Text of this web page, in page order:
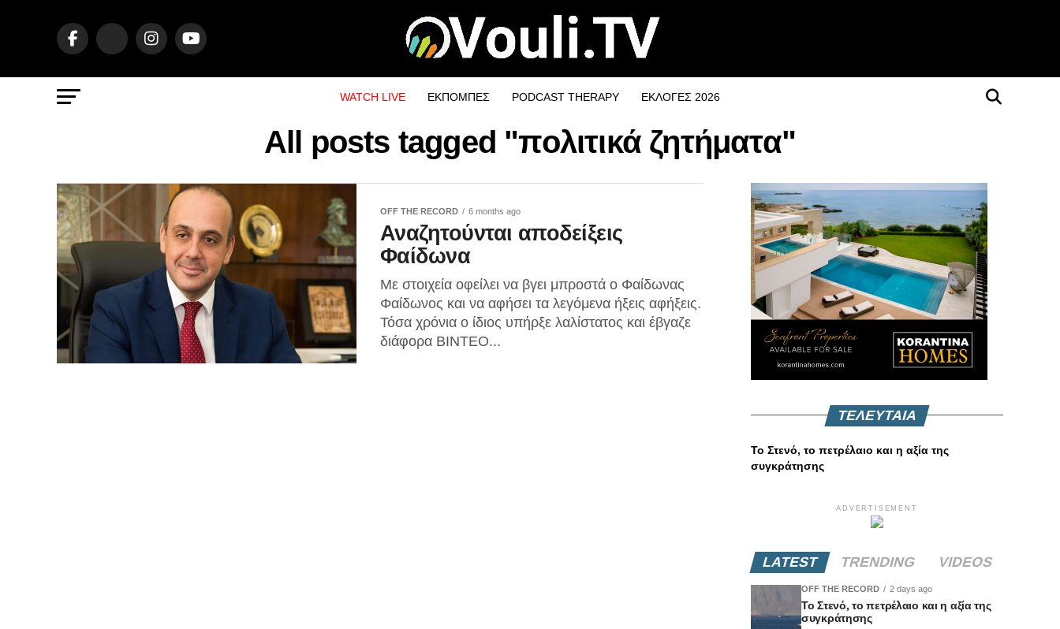
WATCH LIVE ΕΚΠΟΜΠΕΣ PODCAST THERAPY ΕΚΛΟΓΕΣ 2026
All posts tagged "πολιτικά ζητήματα"
OFF THE RECORD 6 months ago
Αναζητούνται αποδείξεις
Φαίδωνα
Με στοιχεία οφείλει να βγει μπροστά ο Φαίδωνας
Φαίδωνος και να αφήσει τα λεγόμενα ήξεις αφήξεις.
Τόσα χρόνια ο ίδιος υπήρξε λαλίστατος και έβγαζε
διάφορα ΒΙΝΤΕΟ...
ΤΕΛΕΥΤΑΙΑ
Το Στενό, το πετρέλαιο και η αξία της
συγκράτησης
ADVERTISEMENT
LATEST TRENDING VIDEOS
OFF THE RECORD 2 days ago
Το Στενό, το πετρέλαιο και η αξία της
συγκράτησης